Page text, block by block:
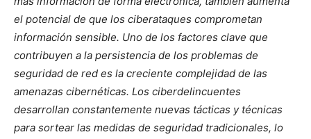
el potencial de que los ciberataques comprometan
información sensible. Uno de los factores clave que
contribuyen a la persistencia de los problemas de
seguridad de red es la creciente complejidad de las
amenazas cibernéticas. Los ciberdelincuentes
desarrollan constantemente nuevas tácticas y técnicas
para sortear las medidas de seguridad tradicionales, lo